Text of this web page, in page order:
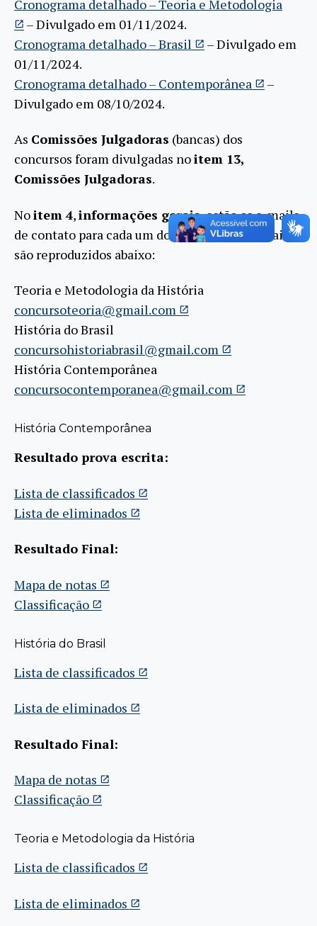
Cronograma detalhado – Teoria e Metodologia
–Divulgado em 01/11/2024.
Cronograma detalhado – Brasil
– Divulgado em
01/11/2024.
Cronograma detalhado – Contemporânea
–
Divulgado em 08/10/2024.
As Comissões Julgadoras (bancas) dos
concursos foram divulgadas noitem 13,
Comissões Julgadoras.
Noitem 4,informações gerais, estão os e-mails
de contato para cada um dos concursos, os quais
são reproduzidos abaixo:
Teoria e Metodologia da História
concursoteoria@gmail.com
História do Brasil
concursohistoriabrasil@gmail.com
História Contemporânea
concursocontemporanea@gmail.com
História Contemporânea
Resultado prova escrita:
Lista de classificados
Lista de eliminados
Resultado Final:
Mapa de notas
Classificação
História do Brasil
Lista de classificados
Lista de eliminados
Resultado Final:
Mapa de notas
Classificação
Teoria e Metodologia da História
Lista de classificados
Lista de eliminados